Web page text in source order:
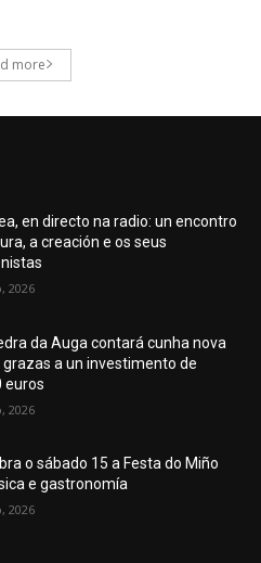
en directo na radio: un encontro
a creación e os seus
2026
da Auga contará cunha nova
a un investimento de
euros
2026
o sábado 15 a Festa do Miño
e gastronomía
2026